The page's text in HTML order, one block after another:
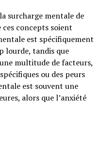
surcharge mentale de
ces concepts soient
est spécifiquement
lourde, tandis que
multitude de facteurs,
ou des peurs
est souvent une
alors que l’anxiété